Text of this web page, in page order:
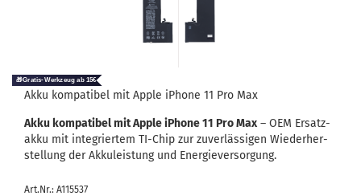
Akku kom­pa­ti­bel mit Apple iPho­ne 11 Pro Max
Akku kom­pa­ti­bel mit Apple iPho­ne 11 Pro Max – OEM Er­satz­
ak­ku mit in­te­grier­tem TI-​Chip zur zu­ver­läs­si­gen Wie­der­her­
stel­lung der Ak­ku­leis­tung und En­er­gie­ver­sor­gung.
Art.Nr.: A115537